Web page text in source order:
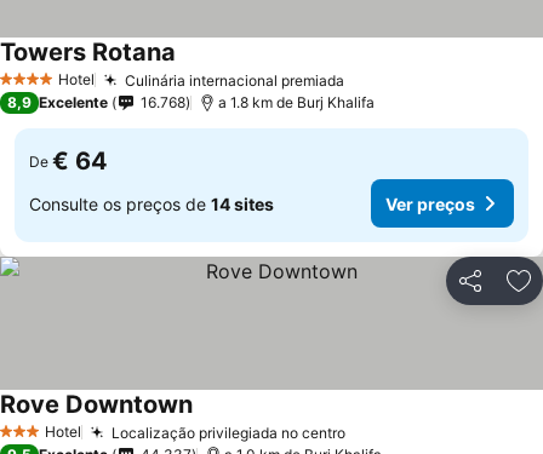
4 EstrelasHotel Culinária internacional premiada
Towers Rotana
8,9 Excelente 16.768 a 1.8 km de Burj Khalifa
De € 64
Consulte os preços de 14 sites Ver preços
Partilhar
3 EstrelasHotel Localização privilegiada no centroVer preços
Rove DowntownVer preços